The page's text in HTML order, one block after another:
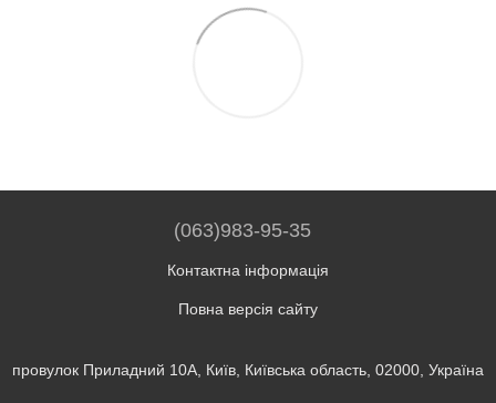
(063)983-95-35
Контактна інформація
Повна версія сайту
провулок Приладний 10А, Київ, Київська область, 02000, Україна